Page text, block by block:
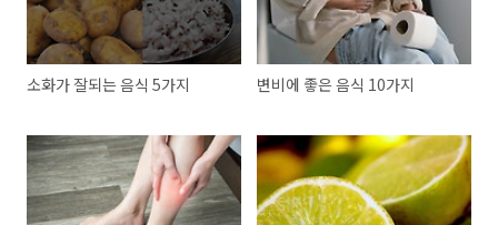
소화가 잘되는 음식 5가지 변비에 좋은 음식 10가지